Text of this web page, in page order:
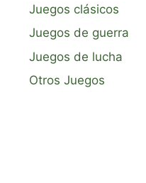
Juegos clásicos
Juegos de guerra
Juegos de lucha
Otros Juegos